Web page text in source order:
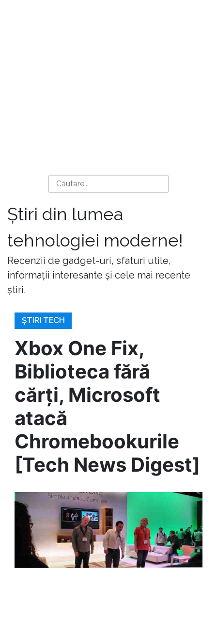
Știri din lumea
tehnologiei moderne!
Recenzii de gadget-uri, sfaturi utile,
informații interesante și cele mai recente
știri.
ȘTIRI TECH
Xbox One Fix,
Biblioteca fără
cărți, Microsoft
atacă
Chromebookurile
[Tech News Digest]